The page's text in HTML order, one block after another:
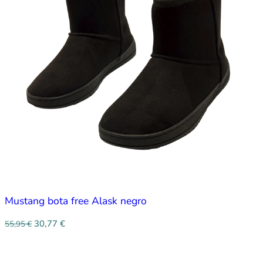
Mustang bota free Alask negro
55,95€ 30,77 €